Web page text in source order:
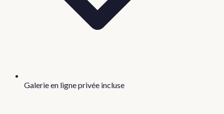
Galerie en ligne privée incluse